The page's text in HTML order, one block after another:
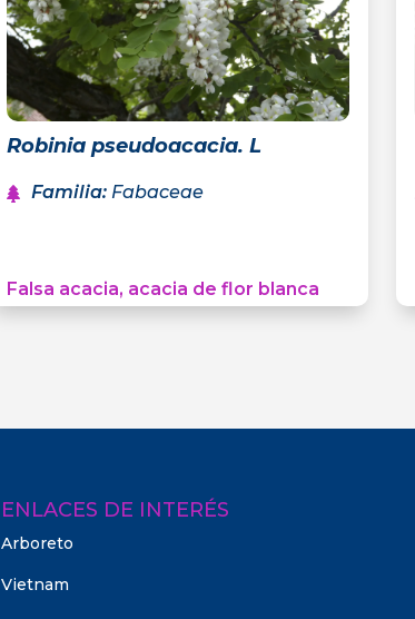
Robinia pseudoacacia. L
Familia: Fabaceae
Falsa acacia, acacia de flor blanca
ENLACES DE INTERÉS
Arboreto
Vietnam